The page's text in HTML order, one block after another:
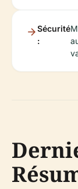
Sécurité
: